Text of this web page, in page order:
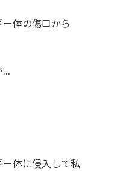
体の傷口から
体に侵入して私